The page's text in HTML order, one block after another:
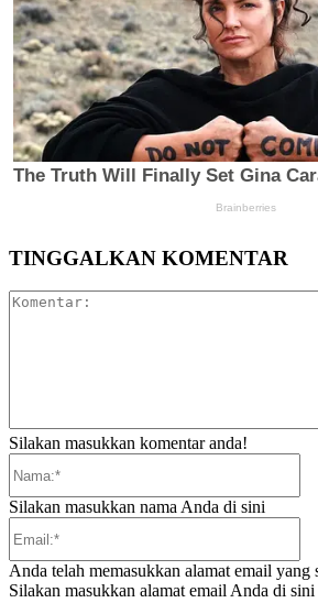
TINGGALKAN KOMENTAR
Silakan masukkan komentar anda!
Silakan masukkan nama Anda di sini
Anda telah memasukkan alamat email yang
Silakan masukkan alamat email Anda di sini